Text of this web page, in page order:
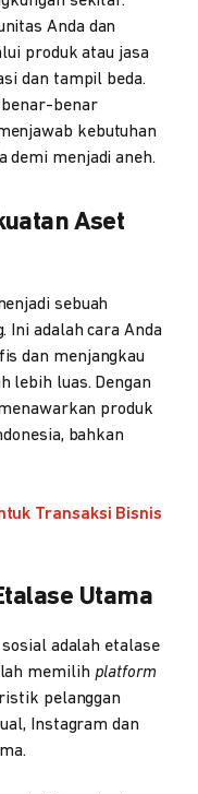
Anda dan
produk atau jasa
dan tampil beda.
benar-benar
kebutuhan
demi menjadi aneh.
Aset
sebuah
Ini adalah cara Anda
dan menjangkau
lebih luas. Dengan
produk
bahkan
Transaksi Bisnis
Utama
adalah etalase
memilih platform
pelanggan
Instagram dan